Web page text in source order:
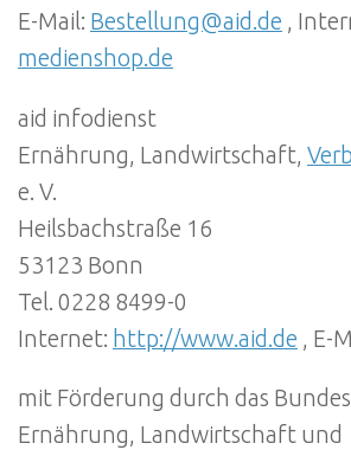
E-Mail: Bestellung@aid.de ,
medienshop.de
aid infodienst
Ernährung, Landwirtschaft,
e. V.
Heilsbachstraße 16
53123 Bonn
Tel. 0228 8499-0
Internet: http://www.aid.de , E-
mit Förderung durch das
Ernährung, Landwirtschaft und